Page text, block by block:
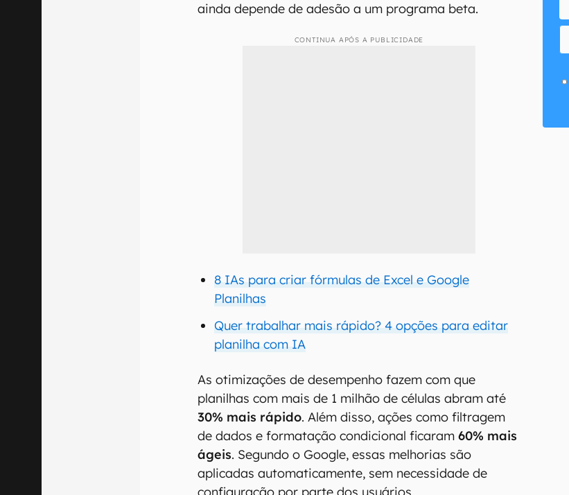
ainda depende de adesão a um programa beta.
CONTINUA APÓS A PUBLICIDADE
8 IAs para criar fórmulas de Excel e Google
Planilhas
Quer trabalhar mais rápido? 4 opções para editar
planilha com IA
As otimizações de desempenho fazem com que
planilhas com mais de 1 milhão de células abram até
30% mais rápido. Além disso, ações como filtragem
de dados e formatação condicional ficaram60% mais
ágeis. Segundo o Google, essas melhorias são
aplicadas automaticamente, sem necessidade de
configuração por parte dos usuários.